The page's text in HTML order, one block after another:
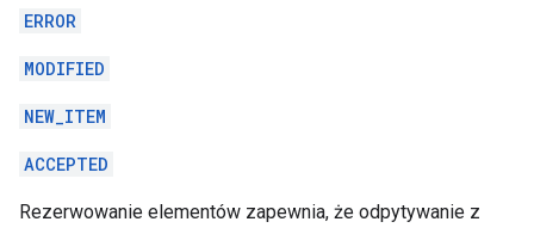
ERROR
MODIFIED
NEW_ITEM
ACCEPTED
Rezerwowanie elementów zapewnia, że odpytywanie z